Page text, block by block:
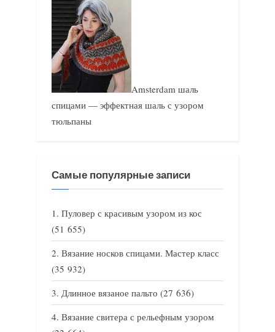
Amsterdam шаль
спицами — эффектная шаль с узором
тюльпаны
Самые популярные записи
Пуловер с красивым узором из кос
(51 655)
Вязание носков спицами. Мастер класс
(35 932)
Длинное вязаное пальто (27 636)
Вязание свитера с рельефным узором